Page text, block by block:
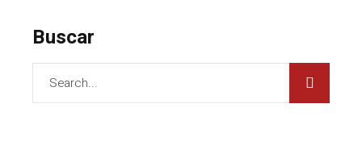
Buscar